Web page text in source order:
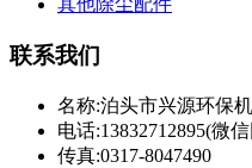
其他除尘配件
联系我们
名称:泊头市兴源环保
电话:13832712895(微信
传真:0317-8047490